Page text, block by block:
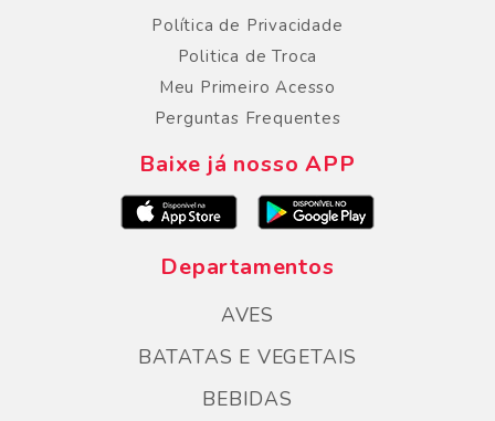
Política de Privacidade
Politica de Troca
Meu Primeiro Acesso
Perguntas Frequentes
Baixe já nosso APP
Departamentos
AVES
BATATAS E VEGETAIS
BEBIDAS